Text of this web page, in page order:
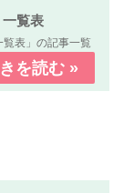
覧表
覧表」の記事一覧